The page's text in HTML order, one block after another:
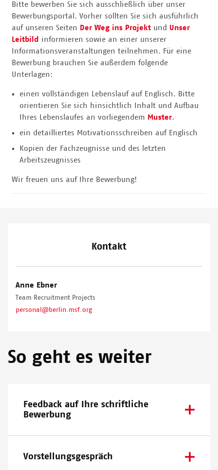
Bitte bewerben Sie sich ausschließlich über unser
Bewerbungsportal. Vorher sollten Sie sich ausführlich
auf unseren Seiten Der Weg ins Projekt und Unser
Leitbild informieren sowie an einer unserer
Informationsveranstaltungen teilnehmen. Für eine
Bewerbung brauchen Sie außerdem folgende
Unterlagen:
einen vollständigen Lebenslauf auf Englisch. Bitte
orientieren Sie sich hinsichtlich Inhalt und Aufbau
Ihres Lebenslaufes an vorliegendem Muster.
ein detailliertes Motivationsschreiben auf Englisch
Kopien der Fachzeugnisse und des letzten
Arbeitszeugnisses
Wir freuen uns auf Ihre Bewerbung!
Kontakt
Anne Ebner
Team Recruitment Projects
personal@berlin.msf.org
So geht es weiter
Feedback auf Ihre schriftliche
Bewerbung
Vorstellungsgespräch